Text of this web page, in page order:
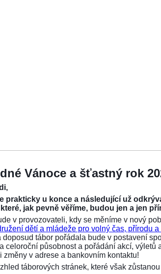
Vánoce a šťastný rok
prakticky u konce a následující už
jak pevně věříme, budou jen a jen
v provozovateli, kdy se měníme v nový
dětí a mládeže pro volný čas, přírodu a
doposud tábor pořádala bude v postavení
celoroční působnost a pořádání akcí, výletů
změny v adrese a bankovním kontaktu!
táborových stránek, které však